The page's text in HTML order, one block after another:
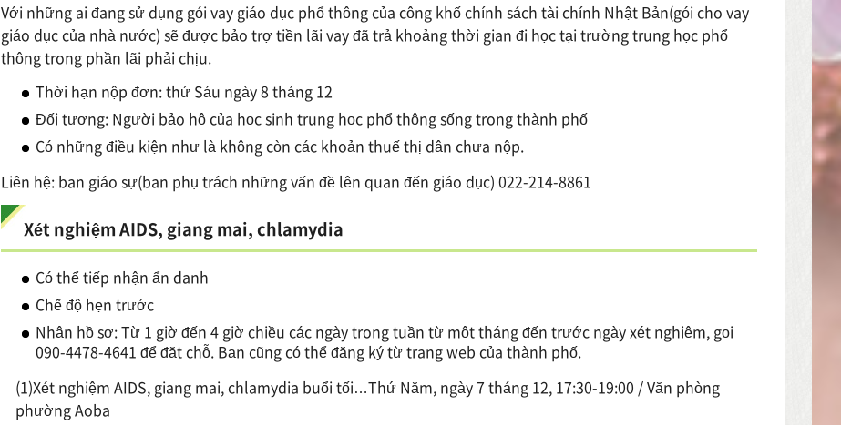
Với những ai đang sử dụng gói vay giáo dục phổ thông của công khố chính sách tài chính Nhật Bản(gói cho vay
giáo dục của nhà nước) sẽ được bảo trợ tiền lãi vay đã trả khoảng thời gian đi học tại trường trung học phổ
thông trong phần lãi phải chịu.
Thời hạn nộp đơn: thứ Sáu ngày 8 tháng 12
Đối tượng: Người bảo hộ của học sinh trung học phổ thông sống trong thành phố
Có những điều kiện như là không còn các khoản thuế thị dân chưa nộp.
Liên hệ: ban giáo sự(ban phụ trách những vấn đề lên quan đến giáo dục) 022-214-8861
Xét nghiệm AIDS, giang mai, chlamydia
Có thể tiếp nhận ẩn danh
Chế độ hẹn trước
Nhận hồ sơ: Từ 1 giờ đến 4 giờ chiều các ngày trong tuần từ một tháng đến trước ngày xét nghiệm, gọi
090-4478-4641 để đặt chỗ. Bạn cũng có thể đăng ký từ trang web của thành phố.
(1)Xét nghiệm AIDS, giang mai, chlamydia buổi tối…Thứ Năm, ngày 7 tháng 12, 17:30-19:00 / Văn phòng
phường Aoba